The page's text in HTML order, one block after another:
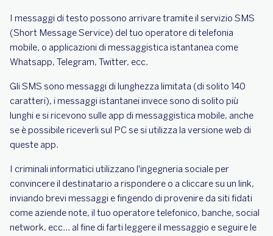
I messaggi di testo possono arrivare tramite il servizio SMS
(Short Message Service) del tuo operatore di telefonia
mobile, o applicazioni di messaggistica istantanea come
Whatsapp, Telegram, Twitter, ecc.
Gli SMS sono messaggi di lunghezza limitata (di solito 140
caratteri), i messaggi istantanei invece sono di solito più
lunghi e si ricevono sulle app di messaggistica mobile, anche
se è possibile riceverli sul PC se si utilizza la versione web di
queste app.
I criminali informatici utilizzano l'ingegneria sociale per
convincere il destinatario a rispondere o a cliccare su un link,
inviando brevi messaggi e fingendo di provenire da siti fidati
come aziende note, il tuo operatore telefonico, banche, social
network, ecc... al fine di farti leggere il messaggio e seguire le